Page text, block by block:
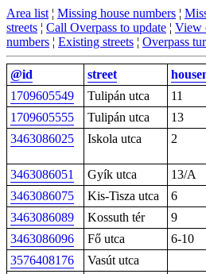
Area list ¦ Missing house numbers ¦
streets ¦ Call Overpass to update ¦ View
numbers ¦ Existing streets ¦ Overpass
@id street
1709605549
Tulipán utca 11
1709605555
Tulipán utca 13
3463086025
Iskola utca 2
3463086051 Gyík utca 13/A
3463086075
Kis-Tisza utca 6
3463086089
Kossuth tér 9
3463086096
Fő utca 6-10
3576408176
Vasút utca